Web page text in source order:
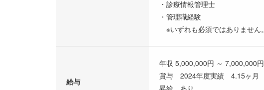
・診療情報管理士
・管理職経験
※いずれも必須ではありません。
給与
年収 5,000,000円 ～ 7,000,000円
賞与 2024年度実績 4.15ヶ月
昇給 あり